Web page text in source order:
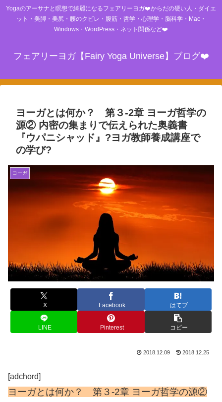
Yogaのアーサナと瞑想で綺麗になるフェアリーヨガ❤️からだの硬い人・ダイエ
ット・美脚・美尻・腰のクビレ・腹筋・哲学・心理学・脳科学・Mac・
Windows・WordPress・ネット関係など❤️
フェアリーヨガ【Fairy Yoga Universe】ブログ❤️
ヨーガとは何か？ 第３-2章 ヨーガ哲学の
源② 内密の集まりで伝えられた奥義書
『ウパニシャッド』?ヨガ教師養成講座で
の学び?
ヨーガ
X Facebook はてブ
LINE Pinterest コピー
2018.12.09 2018.12.25
[adchord]
ヨーガとは何か？ 第３-2章 ヨーガ哲学の源②